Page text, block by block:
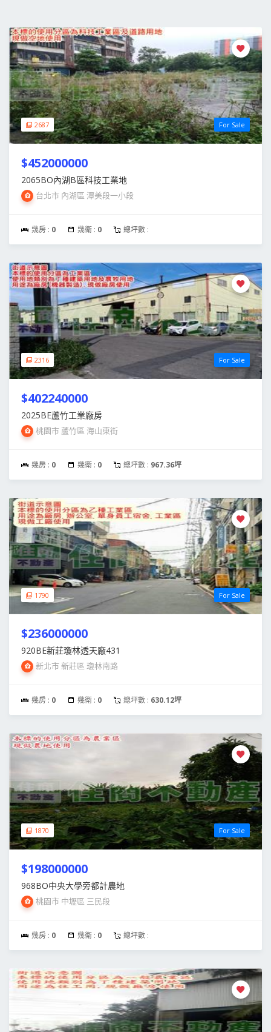
2687 For Sale
$452000000
2065BO內湖B區科技工業地
台北市 內湖區 潭美段一小段
幾房 : 0 幾衛 : 0 總坪數 :
2316 For Sale
$402240000
2025BE蘆竹工業廠房
桃園市 蘆竹區 海山東街
幾房 : 0 幾衛 : 0 總坪數 : 967.36坪
1790 For Sale
$236000000
920BE新莊瓊林透天廠431
新北市 新莊區 瓊林南路
幾房 : 0 幾衛 : 0 總坪數 : 630.12坪
1870 For Sale
$198000000
968BO中央大學旁都計農地
桃園市 中壢區 三民段
幾房 : 0 幾衛 : 0 總坪數 :